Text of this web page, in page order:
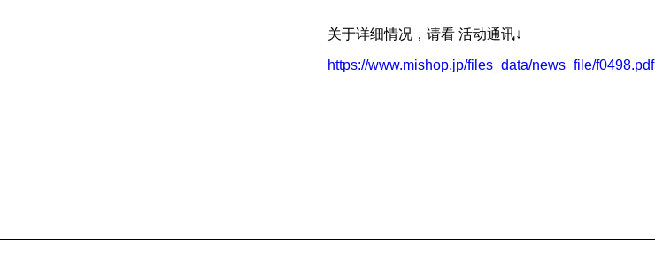
关于详细情况，请看 活动通讯↓
https://www.mishop.jp/files_data/news_file/f0498.pdf